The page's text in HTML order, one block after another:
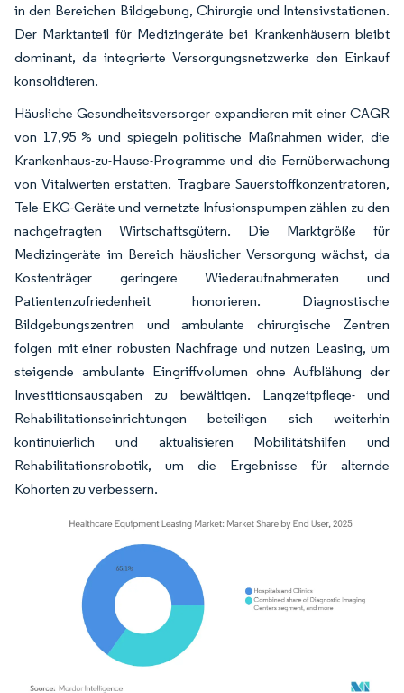
in den Bereichen Bildgebung, Chirurgie und Intensivstationen.
Der Marktanteil für Medizingeräte bei Krankenhäusern bleibt
dominant, da integrierte Versorgungsnetzwerke den Einkauf
konsolidieren.
Häusliche Gesundheitsversorger expandieren mit einer CAGR
von 17,95 % und spiegeln politische Maßnahmen wider, die
Krankenhaus-zu-Hause-Programme und die Fernüberwachung
von Vitalwerten erstatten. Tragbare Sauerstoffkonzentratoren,
Tele-EKG-Geräte und vernetzte Infusionspumpen zählen zu den
nachgefragten Wirtschaftsgütern. Die Marktgröße für
Medizingeräte im Bereich häuslicher Versorgung wächst, da
Kostenträger geringere Wiederaufnahmeraten und
Patientenzufriedenheit honorieren. Diagnostische
Bildgebungszentren und ambulante chirurgische Zentren
folgen mit einer robusten Nachfrage und nutzen Leasing, um
steigende ambulante Eingriffvolumen ohne Aufblähung der
Investitionsausgaben zu bewältigen. Langzeitpflege- und
Rehabilitationseinrichtungen beteiligen sich weiterhin
kontinuierlich und aktualisieren Mobilitätshilfen und
Rehabilitationsrobotik, um die Ergebnisse für alternde
Kohorten zu verbessern.